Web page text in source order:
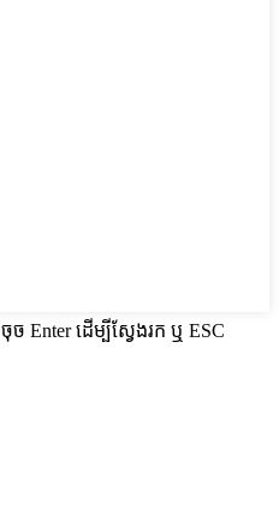
ចុច Enter ដើម្បីស្វែងរក ឬ ESC